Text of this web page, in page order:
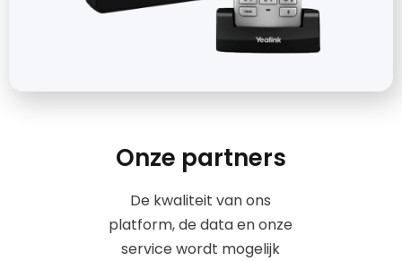
Onze partners
De kwaliteit van ons
platform, de data en onze
service wordt mogelijk